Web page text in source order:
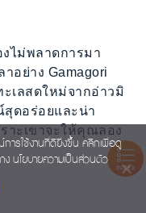
งไม่พลาดการมา
อย่าง Gamagori
เลสดใหม่จากอ่าวมิ
ดอร่อยและน่า
าะเขาจะให้คุณลอง
INDEX
การใช้งานที่ดียิ่งขึ้น คลิกเพื่อดู
ง นโยบายความเป็นส่วนตัว